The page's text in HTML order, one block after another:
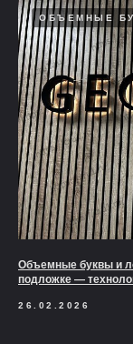
ОБЪЕМНЫЕ
Объемные буквы и
подложке —
26.02.2026